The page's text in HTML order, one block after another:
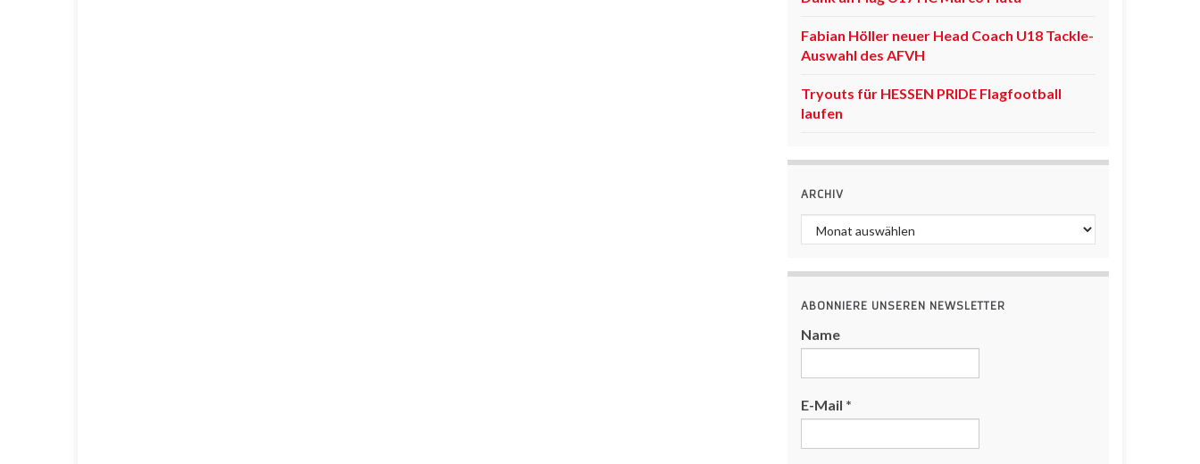
Fabian Höller neuer Head Coach U18 Tackle-
Auswahl des AFVH
Tryouts für HESSEN PRIDE Flagfootball
laufen
ARCHIV
Archiv
ABONNIERE UNSEREN NEWSLETTER
Name
E-Mail *